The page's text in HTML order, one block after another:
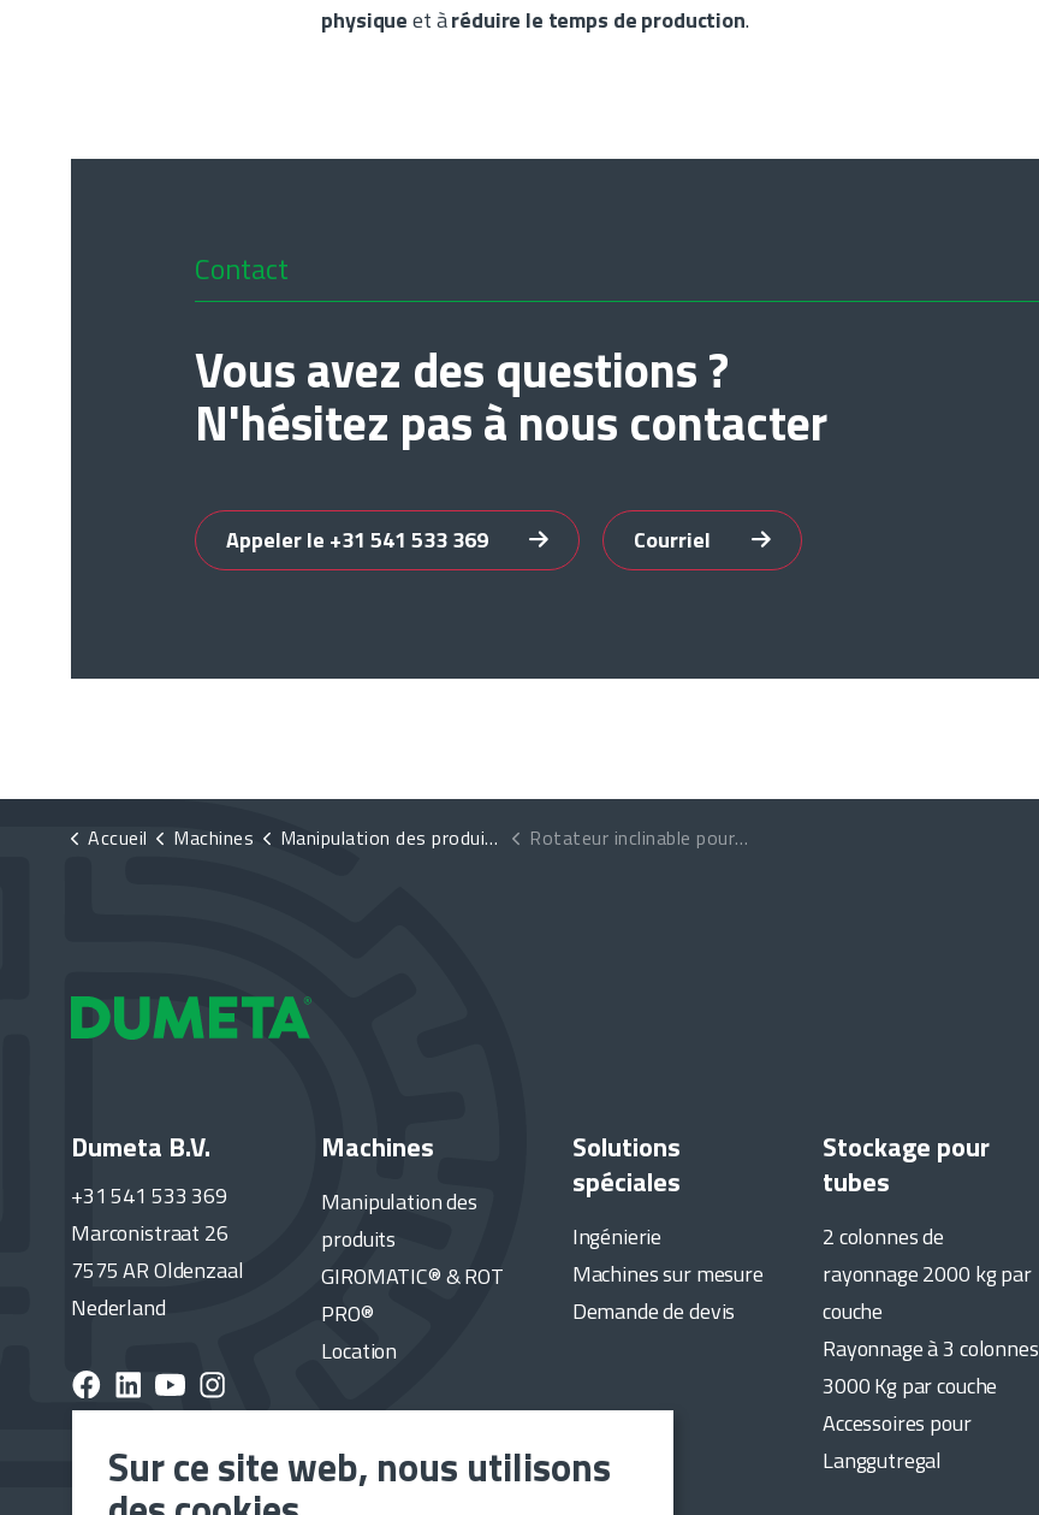
physiqueet àréduire le temps de production.
Contact
Vous avez des questions ?
N'hésitez pas à nous contacter
Appeler le +31 541 533 369 Courriel
Accueil Machines Manipulation des produits Rotateur inclinable pour tuyaux
Dumeta B.V.
+31 541 533 369
Marconistraat 26
7575 AR Oldenzaal
Nederland
Machines
Manipulation des
produits
GIROMATIC® & ROT
PRO®
Location
Solutions
spéciales
Ingénierie
Machines sur mesure
Demande de devis
Stockage pour
tubes
2 colonnes de
rayonnage 2000 kg par
couche
Rayonnage à 3 colonnes
3000 Kg par couche
Accessoires pour
Langgutregal
Sur ce site web, nous utilisons